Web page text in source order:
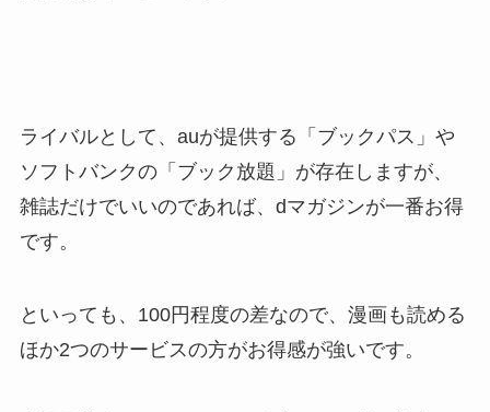
ライバルとして、auが提供する「ブックパス」や
ソフトバンクの「ブック放題」が存在しますが、
雑誌だけでいいのであれば、dマガジンが一番お得
です。
といっても、100円程度の差なので、漫画も読める
ほか2つのサービスの方がお得感が強いです。